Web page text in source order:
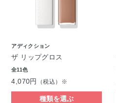
アディクション
ザ リップグロス
全11色
4,070円 （税込）※
種類を選ぶ